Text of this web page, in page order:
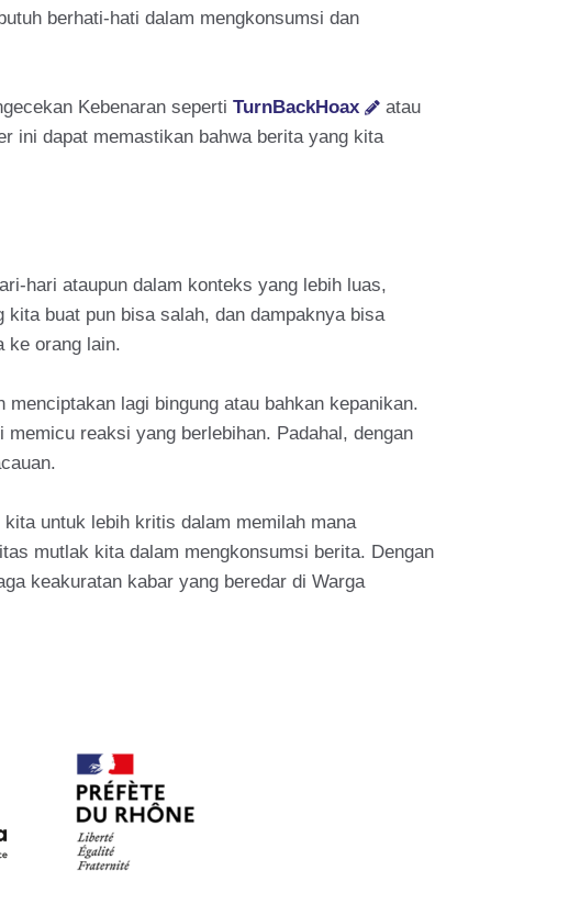
berhati-hati dalam mengkonsumsi dan
Kebenaran seperti TurnBackHoax
atau
ini dapat memastikan bahwa berita yang kita
hari ataupun dalam konteks yang lebih luas,
buat pun bisa salah, dan dampaknya bisa
ke orang lain.
lagi bingung atau bahkan kepanikan.
reaksi yang berlebihan. Padahal, dengan
untuk lebih kritis dalam memilah mana
mutlak kita dalam mengkonsumsi berita. Dengan
keakuratan kabar yang beredar di Warga